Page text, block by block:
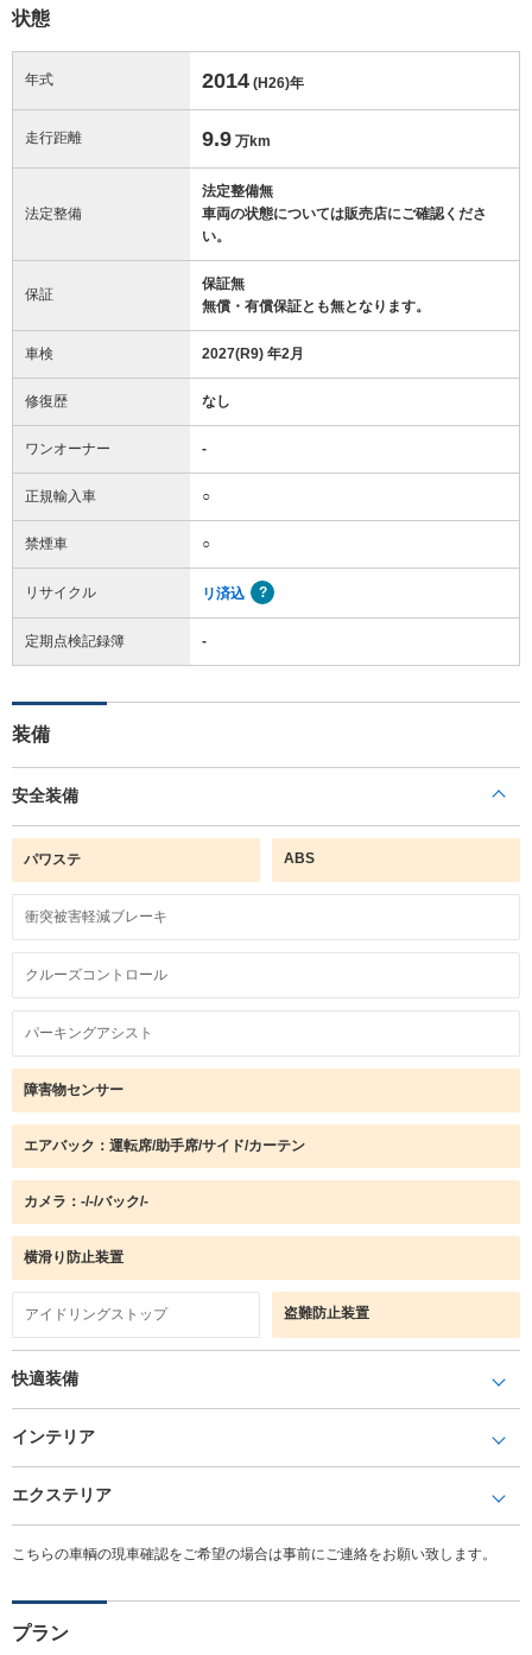
状態
年式 2014 (H26)年
走行距離 9.9 万km
法定整備
法定整備無
車両の状態については販売店にご確認くださ
い。
保証
保証無
無償・有償保証とも無となります。
車検 2027(R9) 年2月
修復歴 なし
ワンオーナー -
正規輸入車 ○
禁煙車 ○
リサイクル リ済込
定期点検記録簿 -
装備
安全装備
パワステ ABS
衝突被害軽減ブレーキ
クルーズコントロール
パーキングアシスト
障害物センサー
エアバック：運転席/助手席/サイド/カーテン
カメラ：-/-/バック/-
横滑り防止装置
アイドリングストップ 盗難防止装置
快適装備
インテリア
エクステリア
こちらの車輌の現車確認をご希望の場合は事前にご連絡をお願い致します。
プラン